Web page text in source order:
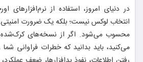
در دنیای امروز، استفاده از نرم‌افزارهای
انتخاب لوکس نیست؛ بلکه یک ضرورت
محسوب می‌شود. اگر از نسخه‌های کرک‌شده
می‌کنید، باید بدانید که خطرات فراوانی